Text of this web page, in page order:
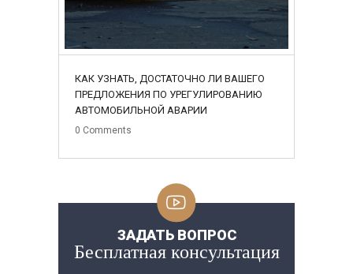
КАК УЗНАТЬ, ДОСТАТОЧНО ЛИ ВАШЕГО
ПРЕДЛОЖЕНИЯ ПО УРЕГУЛИРОВАНИЮ
АВТОМОБИЛЬНОЙ АВАРИИ
0 Comments
ЗАДАТЬ ВОПРОС
Бесплатная консультация